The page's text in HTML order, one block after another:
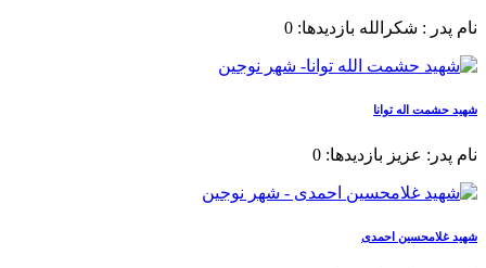
نام پدر : شکرالله بازدیدها: 0
شهید حشمت اله توانا
نام پدر: عزیز بازدیدها: 0
شهید غلامحسین احمدی